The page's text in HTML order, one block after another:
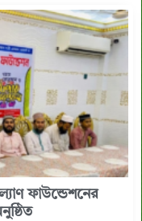
ফাউন্ডেশনের